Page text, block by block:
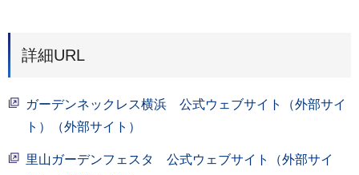
詳細URL
ガーデンネックレス横浜 公式ウェブサイト（外部サイ
ト）（外部サイト）
里山ガーデンフェスタ 公式ウェブサイト（外部サイ